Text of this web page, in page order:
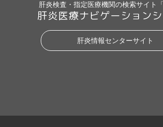
肝炎検査・指定医療機関の検索サイト「
肝炎医療ナビゲーション
肝炎情報センターサイト